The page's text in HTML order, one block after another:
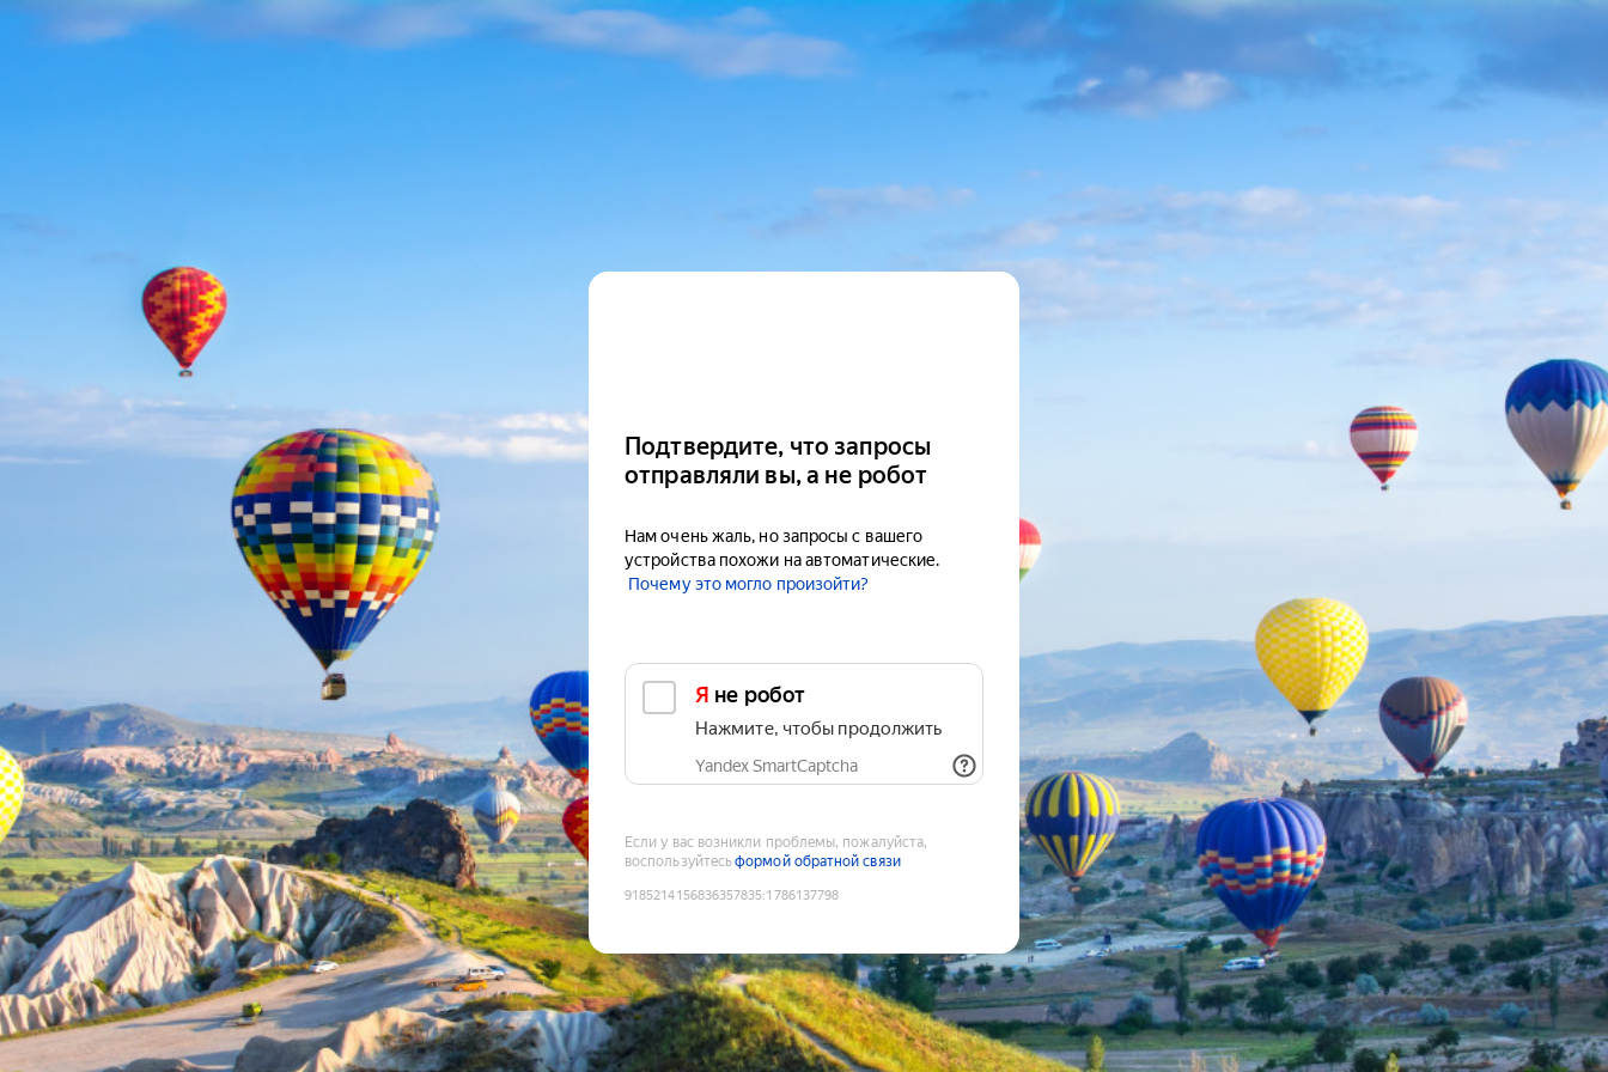
Подтвердите, что запросы
отправляли вы, а не робот
Нам очень жаль, но запросы с вашего
устройства похожи на автоматические.
Почему это могло произойти?
Я не робот
Нажмите, чтобы продолжить
Yandex SmartCaptcha
Если у вас возникли проблемы, пожалуйста,
воспользуйтесьформой обратной связи
9185214156836357835:1786137798